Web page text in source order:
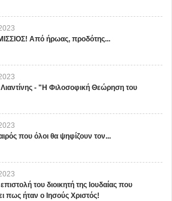
Από ήρωας, προδότης...
- "Η Φιλοσοφική Θεώρηση του
που όλοι θα ψηφίζουν τον...
του διοικητή της Ιουδαίας που
πως ήταν ο Ιησούς Χριστός!